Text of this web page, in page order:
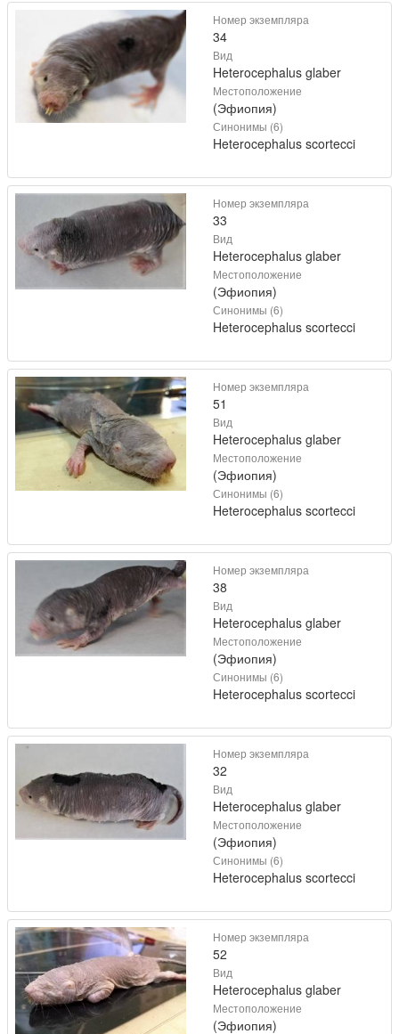
Номер экземпляра
34
Вид
Heterocephalus glaber
Местоположение
(Эфиопия)
Синонимы (6)
Heterocephalus scortecci
Номер экземпляра
33
Вид
Heterocephalus glaber
Местоположение
(Эфиопия)
Синонимы (6)
Heterocephalus scortecci
Номер экземпляра
51
Вид
Heterocephalus glaber
Местоположение
(Эфиопия)
Синонимы (6)
Heterocephalus scortecci
Номер экземпляра
38
Вид
Heterocephalus glaber
Местоположение
(Эфиопия)
Синонимы (6)
Heterocephalus scortecci
Номер экземпляра
32
Вид
Heterocephalus glaber
Местоположение
(Эфиопия)
Синонимы (6)
Heterocephalus scortecci
Номер экземпляра
52
Вид
Heterocephalus glaber
Местоположение
(Эфиопия)